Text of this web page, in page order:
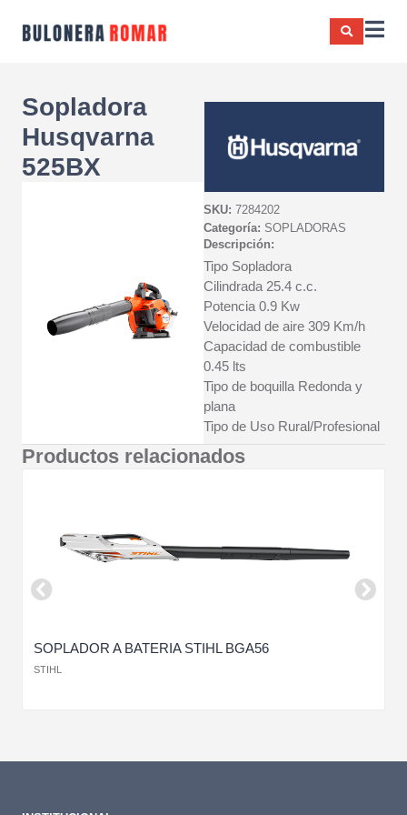
Sopladora
Husqvarna
525BX
SKU: 7284202
Categoría: SOPLADORAS
Descripción:
Tipo Sopladora
Cilindrada 25.4 c.c.
Potencia 0.9 Kw
Velocidad de aire 309 Km/h
Capacidad de combustible
0.45 lts
Tipo de boquilla Redonda y
plana
Tipo de Uso Rural/Profesional
Productos relacionados
SOPLADOR A BATERIA STIHL BGA56
STIHL